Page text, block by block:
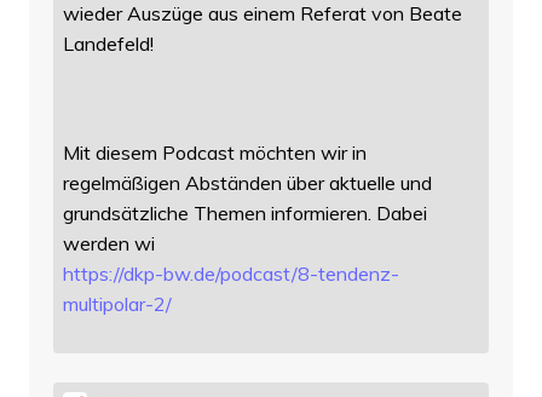
wieder Auszüge aus einem Referat von Beate
Landefeld!
Mit diesem Podcast möchten wir in
regelmäßigen Abständen über aktuelle und
grundsätzliche Themen informieren. Dabei
werden wi
https://dkp-bw.de/podcast/8-tendenz-
multipolar-2/